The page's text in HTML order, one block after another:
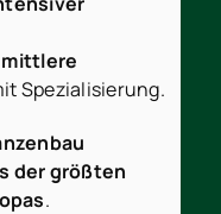
Spezialisierung.
der größten
.